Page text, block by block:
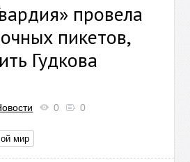
провела
пикетов,
Гудкова
0 0
мир